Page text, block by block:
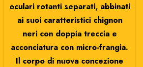
oculari rotanti separati, abbinati
ai suoi caratteristici chignon
neri con doppia treccia e
acconciatura con micro-frangia.
Il corpo di nuova concezione